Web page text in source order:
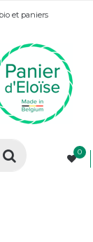
et paniers
0